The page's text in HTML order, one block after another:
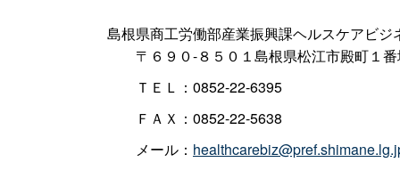
島根県商工労働部産業振興課ヘルスケアビジ
〒６９０-８５０１島根県松江市殿町１
ＴＥＬ：0852-22-6395
ＦＡＸ：0852-22-5638
メール：